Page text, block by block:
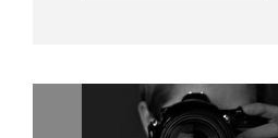
Окружающая среда
Политика